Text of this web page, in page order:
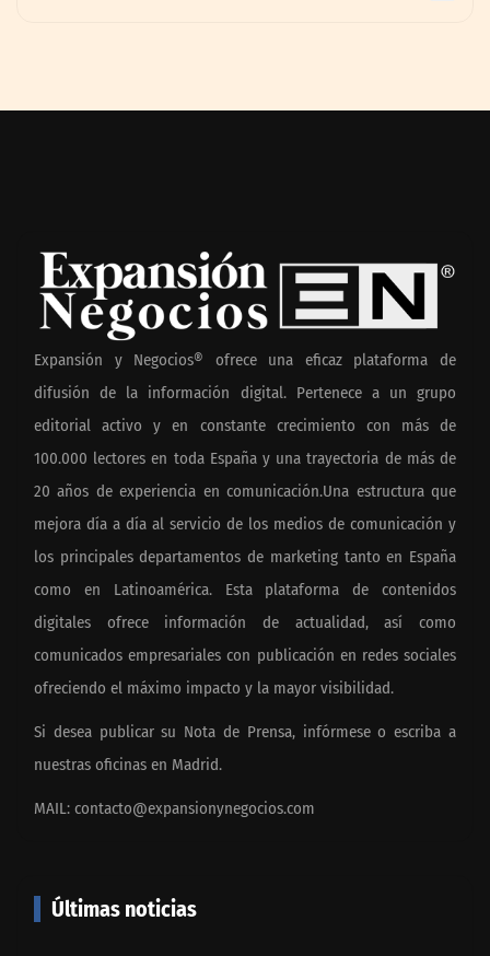
Expansión y Negocios® ofrece una eficaz plataforma de
difusión de la información digital. Pertenece a un grupo
editorial activo y en constante crecimiento con más de
100.000 lectores en toda España y una trayectoria de más de
20 años de experiencia en comunicación.Una estructura que
mejora día a día al servicio de los medios de comunicación y
los principales departamentos de marketing tanto en España
como en Latinoamérica. Esta plataforma de contenidos
digitales ofrece información de actualidad, así como
comunicados empresariales con publicación en redes sociales
ofreciendo el máximo impacto y la mayor visibilidad.
Si desea publicar su Nota de Prensa, infórmese o escriba a
nuestras oficinas en Madrid.
MAIL: contacto@expansionynegocios.com
Últimas noticias